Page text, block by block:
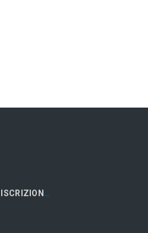
PROSEGUE LA CAMPAGNA ISCRIZIONI 2026